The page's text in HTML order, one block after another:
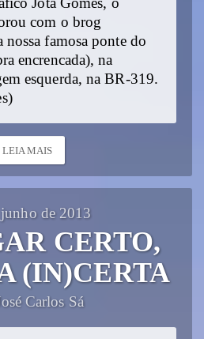
Jota Gomes, o
com o brog
famosa ponte do
encrencada), na
esquerda, na BR-319.
LEIA MAIS
de 2013
CERTO,
(IN)CERTA
Carlos Sá